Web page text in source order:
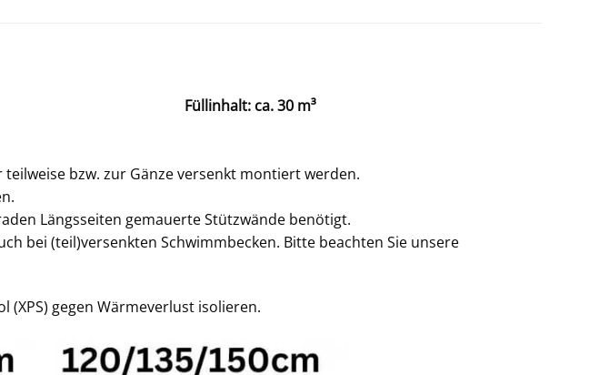
Füllinhalt: ca. 30 m³
bzw. zur Gänze versenkt montiert werden.
Längsseiten gemauerte Stützwände benötigt.
bei (teil)versenkten Schwimmbecken. Bitte beachten Sie unsere
(XPS) gegen Wärmeverlust isolieren.